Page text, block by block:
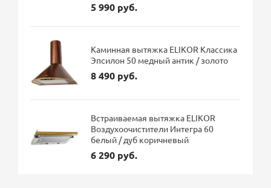
5 990 руб.
Каминная вытяжка ELIKOR Классика
Эпсилон 50 медный антик / золото
8 490 руб.
Встраиваемая вытяжка ELIKOR
Воздухоочистители Интегра 60
белый / дуб коричневый
6 290 руб.